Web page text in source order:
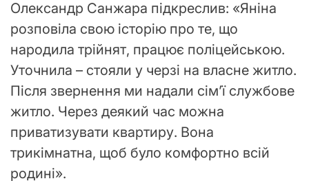
Олександр Санжара підкреслив: «Яніна
розповіла свою історію про те, що
народила трійнят, працює поліцейською.
Уточнила – стояли у черзі на власне житло.
Після звернення ми надали сімʼї службове
житло. Через деякий час можна
приватизувати квартиру. Вона
трикімнатна, щоб було комфортно всій
родині».